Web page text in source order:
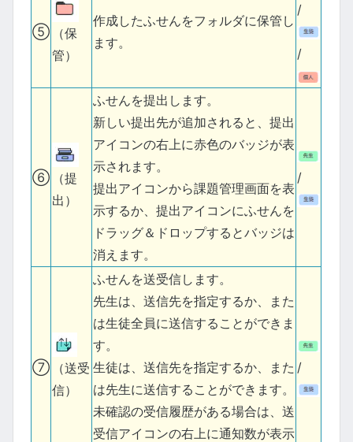
⑤
（保
管）
作成したふせんをフォルダに保管し
ます。
/
/
⑥
（提
出）
ふせんを提出します。
新しい提出先が追加されると、提出
アイコンの右上に赤色のバッジが表
示されます。
提出アイコンから課題管理画面を表
示するか、提出アイコンにふせんを
ドラッグ＆ドロップするとバッジは
消えます。
/
⑦
（送受
信）
ふせんを送受信します。
先生は、送信先を指定するか、また
は生徒全員に送信することができま
す。
生徒は、送信先を指定するか、また
は先生に送信することができます。
未確認の受信履歴がある場合は、送
受信アイコンの右上に通知数が表示
/